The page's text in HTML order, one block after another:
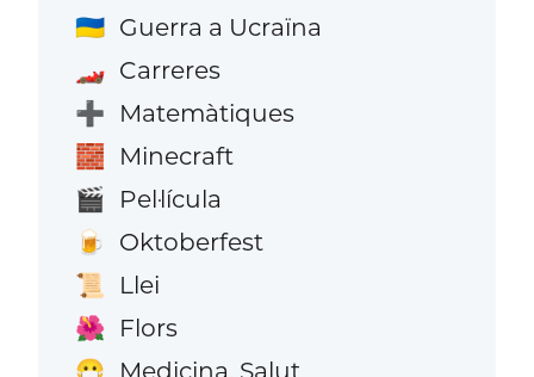
🇺🇦 Guerra a Ucraïna
🏎️ Carreres
➕ Matemàtiques
🧱 Minecraft
🎬 Pel·lícula
🍺 Oktoberfest
📜 Llei
🌺 Flors
Medicina, Salut